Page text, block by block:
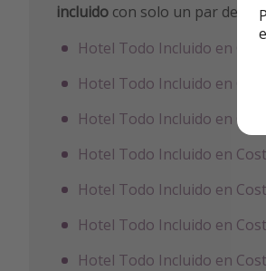
incluido con solo un par de
Hotel Todo Incluido en
Hotel Todo Incluido en
Hotel Todo Incluido en
Hotel Todo Incluido en
Hotel Todo Incluido en
Hotel Todo Incluido en
Hotel Todo Incluido en